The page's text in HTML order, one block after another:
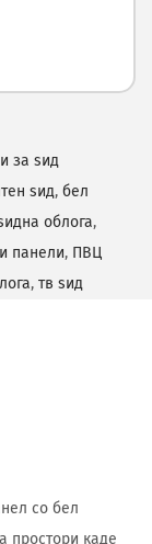
за ѕид
ѕид, бел
облога,
панели, ПВЦ
, тв ѕид
со бел
простори каде